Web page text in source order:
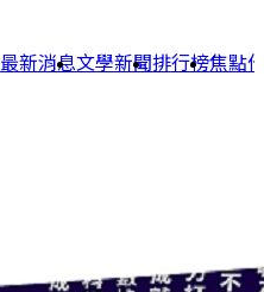
最新消息文學新聞排行榜焦點